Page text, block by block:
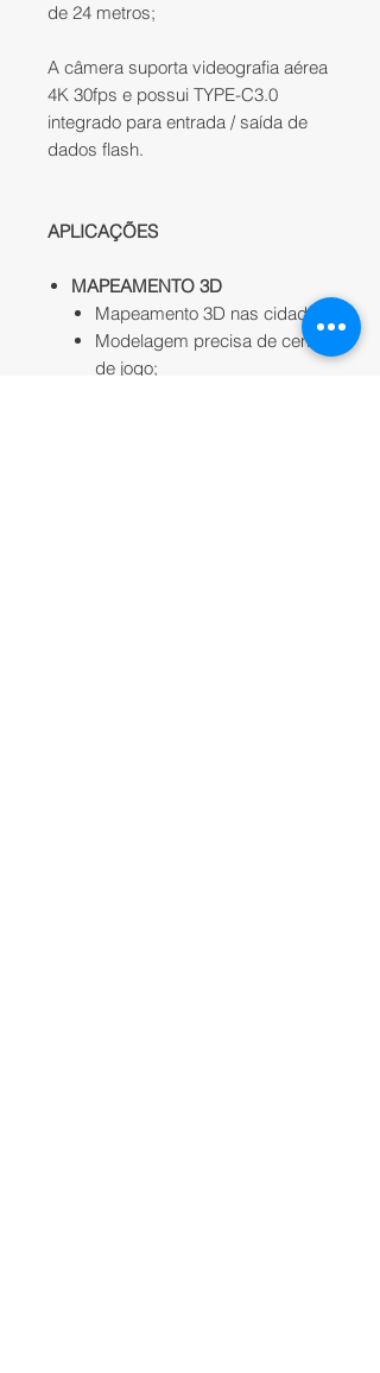
de 24 metros;​
A câmera suporta videografia aérea
4K 30fps e possui TYPE-C3.0
integrado para entrada / saída de
dados flash.
APLICAÇÕES
MAPEAMENTO 3D​
Mapeamento 3D nas cidades;
Modelagem precisa de cenas
de jogo;